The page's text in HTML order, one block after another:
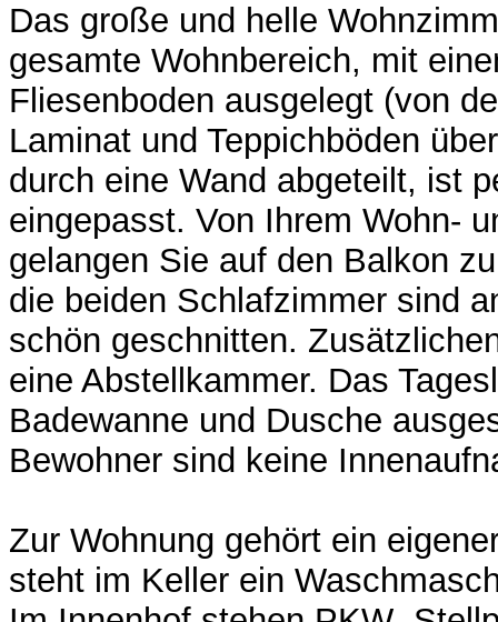
Das große und helle
gesamte Wohnbereich, mit
Fliesenboden ausgelegt (von
Laminat und Teppichböden
durch eine Wand abgeteilt, ist
eingepasst. Von Ihrem Wohn-
gelangen Sie auf den Balkon
die beiden Schlafzimmer sind
schön geschnitten.
eine Abstellkammer. Das
Badewanne und Dusche
Bewohner sind keine
Zur Wohnung gehört ein
steht im Keller ein